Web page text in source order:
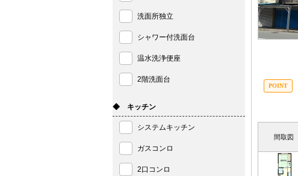
間取図
洗面所独立
シャワー付洗面台
温水洗浄便座
2階洗面台
◆ キッチン
システムキッチン
ガスコンロ
2口コンロ